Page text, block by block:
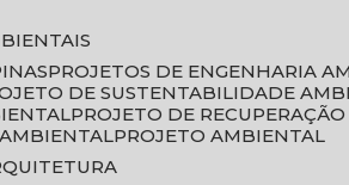
PROJETOS DE ENGENHARIA
DE SUSTENTABILIDADE
PROJETO DE
AMBIENTAL
PROJETO AMBIENTAL